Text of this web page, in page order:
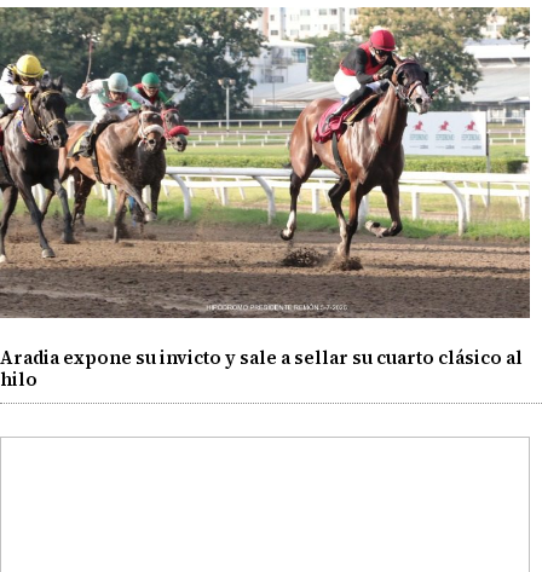
Aradia expone su invicto y sale a sellar su cuarto clásico al
hilo